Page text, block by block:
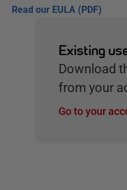
Read our EULA (PDF)
Existing
Download
from your
Go to your